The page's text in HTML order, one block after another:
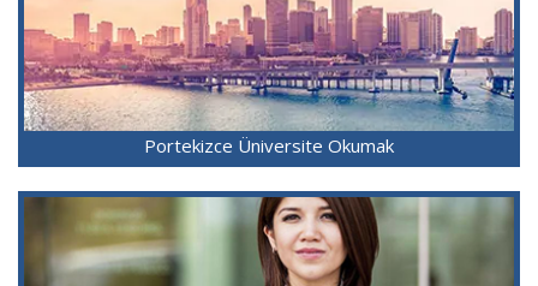
Portekizce Üniversite Okumak